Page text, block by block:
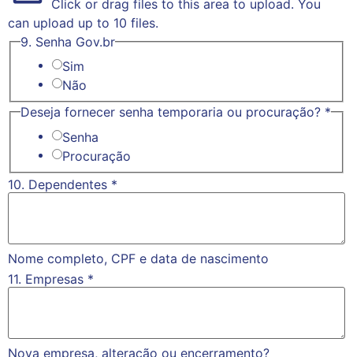
Click or drag files to this area to upload. You
can upload up to 10 files.
9. Senha Gov.br
Sim
Não
Deseja fornecer senha temporaria ou procuração? *
Senha
Procuração
10. Dependentes *
Nome completo, CPF e data de nascimento
11. Empresas *
Nova empresa, alteração ou encerramento?